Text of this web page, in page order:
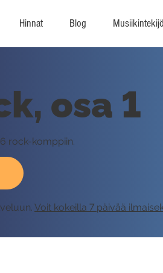
Hinnat Blog
osa 1
rock-komppiin.
Voit kokeilla 7 päivää